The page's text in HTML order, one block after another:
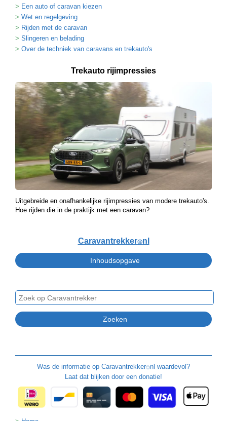
Een auto of caravan kiezen
Wet en regelgeving
Rijden met de caravan
Slingeren en belading
Over de techniek van caravans en trekauto's
Trekauto rijimpressies
Uitgebreide en onafhankelijke rijimpressies van modere trekauto's.
Hoe rijden die in de praktijk met een caravan?
Caravantrekker🙂nl
Was de informatie op Caravantrekker🙂nl waardevol?
Laat dat blijken door een donatie!